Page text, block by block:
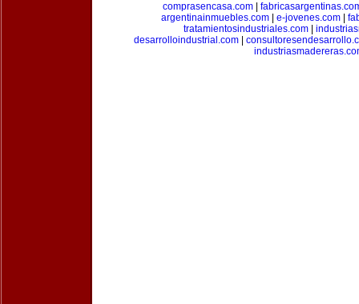
comprasencasa.com|
argentinainmuebles.com| e-jovenes.com|
tratamientosindustriales.com
desarrolloindustrial.com|